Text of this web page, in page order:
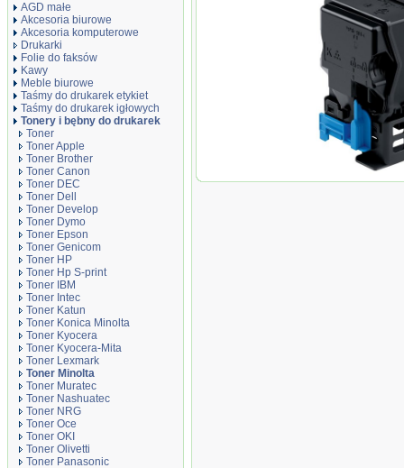
AGD małe
Akcesoria biurowe
Akcesoria komputerowe
Drukarki
Folie do faksów
Kawy
Meble biurowe
Taśmy do drukarek etykiet
Taśmy do drukarek igłowych
Tonery i bębny do drukarek
Toner
Toner Apple
Toner Brother
Toner Canon
Toner DEC
Toner Dell
Toner Develop
Toner Dymo
Toner Epson
Toner Genicom
Toner HP
Toner Hp S-print
Toner IBM
Toner Intec
Toner Katun
Toner Konica Minolta
Toner Kyocera
Toner Kyocera-Mita
Toner Lexmark
Toner Minolta
Toner Muratec
Toner Nashuatec
Toner NRG
Toner Oce
Toner OKI
Toner Olivetti
Toner Panasonic
Toner